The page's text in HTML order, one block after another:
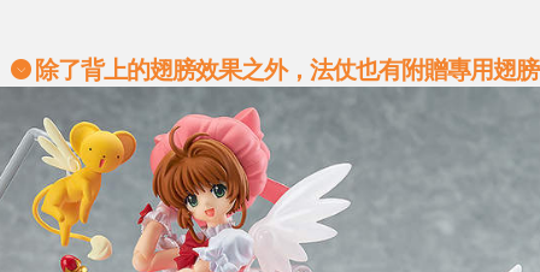
除了背上的翅膀效果之外，法仗也有附贈專用翅膀